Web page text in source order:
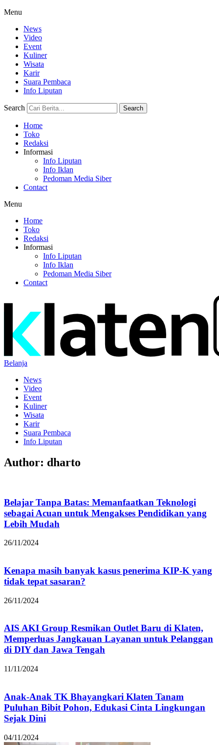
Menu
News
Video
Event
Kuliner
Wisata
Karir
Suara Pembaca
Info Liputan
Search Search
Home
Toko
Redaksi
Informasi
Info Liputan
Info Iklan
Pedoman Media Siber
Contact
Menu
Home
Toko
Redaksi
Informasi
Info Liputan
Info Iklan
Pedoman Media Siber
Contact
Belanja
News
Video
Event
Kuliner
Wisata
Karir
Suara Pembaca
Info Liputan
Author: dharto
Belajar Tanpa Batas: Memanfaatkan Teknologi
sebagai Acuan untuk Mengakses Pendidikan yang
Lebih Mudah
26/11/2024
Kenapa masih banyak kasus penerima KIP-K yang
tidak tepat sasaran?
26/11/2024
AIS AKI Group Resmikan Outlet Baru di Klaten,
Memperluas Jangkauan Layanan untuk Pelanggan
di DIY dan Jawa Tengah
11/11/2024
Anak-Anak TK Bhayangkari Klaten Tanam
Puluhan Bibit Pohon, Edukasi Cinta Lingkungan
Sejak Dini
04/11/2024